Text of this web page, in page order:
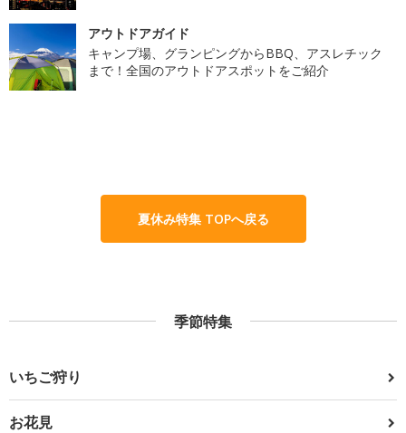
アウトドアガイド
キャンプ場、グランピングからBBQ、アスレチック
まで！全国のアウトドアスポットをご紹介
夏休み特集 TOPへ戻る
季節特集
いちご狩り
お花見